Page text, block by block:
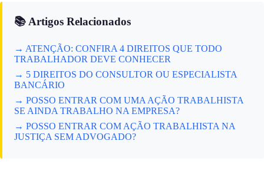
📚 Artigos Relacionados
→ ATENÇÃO: CONFIRA 4 DIREITOS QUE TODO
TRABALHADOR DEVE CONHECER
→ 5 DIREITOS DO CONSULTOR OU ESPECIALISTA
BANCÁRIO
→ POSSO ENTRAR COM UMA AÇÃO TRABALHISTA
SE AINDA TRABALHO NA EMPRESA?
→ POSSO ENTRAR COM AÇÃO TRABALHISTA NA
JUSTIÇA SEM ADVOGADO?